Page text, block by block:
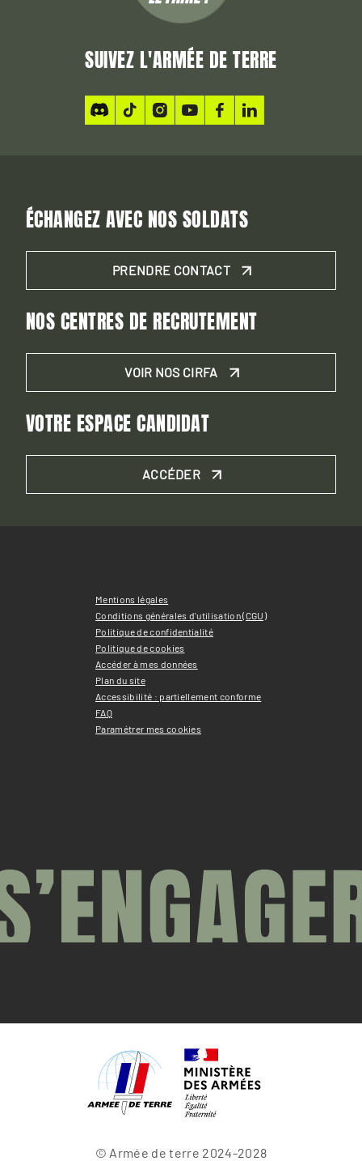
SUIVEZ L'ARMÉE DE TERRE
ÉCHANGEZ AVEC NOS SOLDATS
PRENDRE CONTACT
NOS CENTRES DE RECRUTEMENT
VOIR NOS CIRFA
VOTRE ESPACE CANDIDAT
ACCÉDER
Mentions légales
Conditions générales d'utilisation (CGU)
Politique de confidentialité
Politique de cookies
Accéder à mes données
Plan du site
Accessibilité : partiellement conforme
FAQ
Paramétrer mes cookies
© Armée de terre 2024-2028